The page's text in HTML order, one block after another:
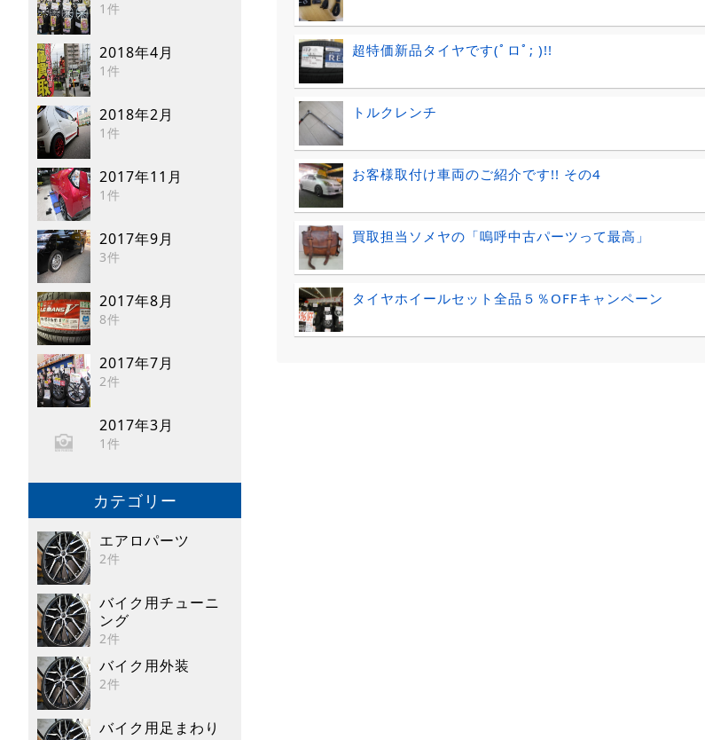
1件
2018年4月
1件
2018年2月
1件
2017年11月
1件
2017年9月
3件
2017年8月
8件
2017年7月
2件
2017年3月
1件
カテゴリー
エアロパーツ
2件
バイク用チューニ
ング
2件
バイク用外装
2件
バイク用足まわり
超特価新品タイヤです(ﾟロﾟ; )!!
トルクレンチ
お客様取付け車両のご紹介です!! その4
買取担当ソメヤの「嗚呼中古パーツって最高」
タイヤホイールセット全品５％OFFキャンペーン